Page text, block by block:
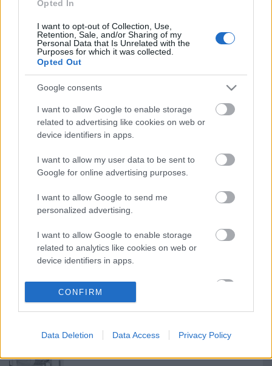
Opted In
I want to opt-out of Collection, Use,
Retention, Sale, and/or Sharing of my
Personal Data that Is Unrelated with the
Purposes for which it was collected.
Opted Out
Google consents
I want to allow Google to enable storage
related to advertising like cookies on web or
device identifiers in apps.
I want to allow my user data to be sent to
Google for online advertising purposes.
I want to allow Google to send me
personalized advertising.
I want to allow Google to enable storage
related to analytics like cookies on web or
device identifiers in apps.
I want to allow Google to enable storage
related to functionality of the website or app.
related to personalization.
I want to allow Google to enable storage
CONFIRM
Data Deletion Data Access Privacy Policy
A még ma is igen aktív drámaíró a színházi nevelés
elkötelezett híve: számos gyerek- és ifjúsági darabot
írt, többségét aBig Brumnak. Egyik előadását
Tizenegy trikó, rendezteBethlenfalvy Ádám
Kerekasztal is játszotta.
Big Brumősszel fesztivált tart a szerző tiszteletére.
színész-drámatanár
Kerekasztal Színházi Nevelési Központ
Ajánlott bejegyzések:
Indul az e-Trafó online programsorozat
Meghalt Böröndi Tamás